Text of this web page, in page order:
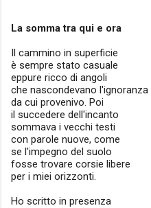
La somma tra qui e ora
Il cammino in superficie
è sempre stato casuale
eppure ricco di angoli
che nascondevano l'ignoranza
da cui provenivo. Poi
il succedere dell'incanto
sommava i vecchi testi
con parole nuove, come
se l'impegno del suolo
fosse trovare corsie libere
per i miei orizzonti.
Ho scritto in presenza